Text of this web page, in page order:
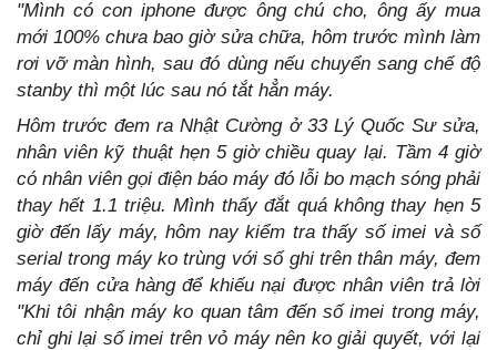
"Mình có con iphone được ông chú cho, ông ấy mua
mới 100% chưa bao giờ sửa chữa, hôm trước mình làm
rơi vỡ màn hình, sau đó dùng nếu chuyển sang chế độ
stanby thì một lúc sau nó tắt hẳn máy.
Hôm trước đem ra Nhật Cường ở 33 Lý Quốc Sư sửa,
nhân viên kỹ thuật hẹn 5 giờ chiều quay lại. Tầm 4 giờ
có nhân viên gọi điện báo máy đó lỗi bo mạch sóng phải
thay hết 1.1 triệu. Mình thấy đắt quá không thay hẹn 5
giờ đến lấy máy, hôm nay kiểm tra thấy số imei và số
serial trong máy ko trùng với số ghi trên thân máy, đem
máy đến cửa hàng để khiếu nại được nhân viên trả lời
"Khi tôi nhận máy ko quan tâm đến số imei trong máy,
chỉ ghi lại số imei trên vỏ máy nên ko giải quyết, với lại